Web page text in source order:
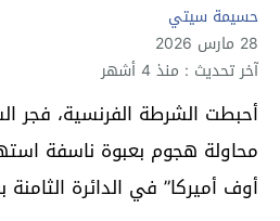
حسيمة سيتي
28 مارس 2026
آخر تحديث : منذ 4 أشهر
محاولة هجوم بعبوة ناسفة
أوف أميركا” في الدائرة